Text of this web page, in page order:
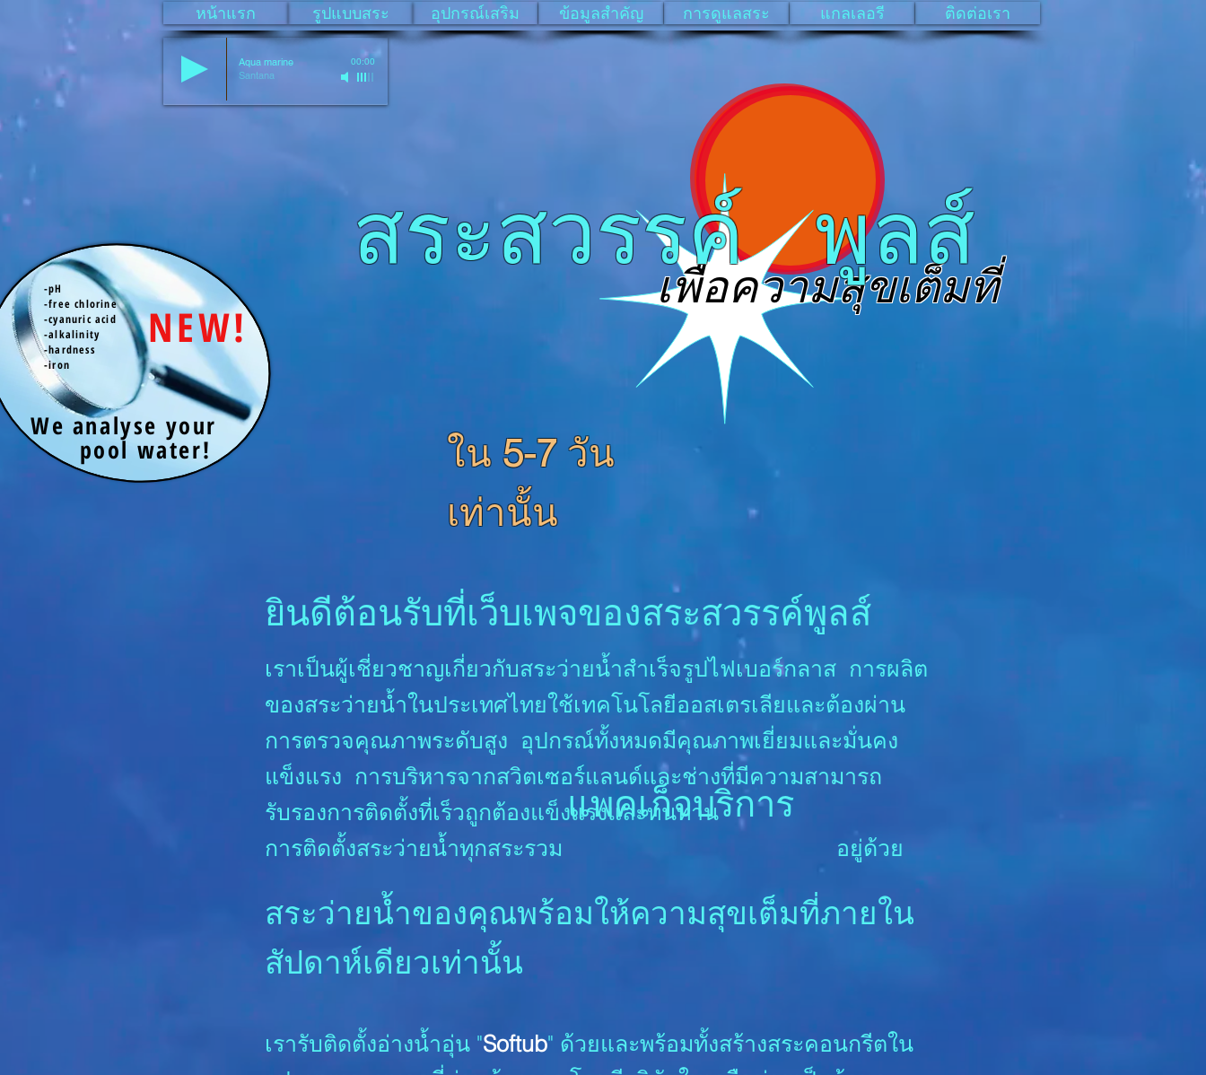
-pH
-free chlorine
-cyanuric acid
-alkalinity
-hardness
-iron
หน้าแรก รูปแบบสระ อุปกรณ์เสริม ข้อมูลสำคัญ การดูแลสระ แกลเลอรี ติดต่อเรา
เพื่อความสุขเต็มที่
สระสวรรค์ พูลส์
ใน 5-7วัน
เท่านั้น
ยินดีต้อนรับที่เว็บเพจของสระสวรรค์พูลส์
เราเป็นผู้เชี่ยวชาญเกี่ยวกับสระว่ายน้ำสำเร็จรูปไฟเบอร์กลาส การผลิต
ของสระว่ายน้ำในประเทศไทยใช้เทคโนโลยีออสเตรเลียและต้องผ่าน
การตรวจคุณภาพระดับสูง อุปกรณ์ทั้งหมดมีคุณภาพเยี่ยมและมั่นคง
แข็งแรง การบริหารจากสวิตเซอร์แลนด์และช่างที่มีความสามารถ
รับรองการติดตั้งที่เร็วถูกต้องแข็งแรงและทนทาน
การติดตั้งสระว่ายน้ำทุกสระรวม
อยู่ด้วย
สระว่ายน้ำของคุณพร้อมให้ความสุขเต็มที่ภายใน
สัปดาห์เดียวเท่านั้น
เรารับติดตั้งอ่างน้ำอุ่น "Softub" ด้วยและพร้อมทั้งสร้างสระคอนกรีตใน
แพคเก็จบริการ
Aqua marine
Santana
00:00
NEW!
We analyse your
pool water!